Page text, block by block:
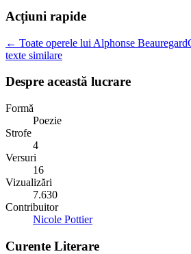
Acțiuni rapide
← Toate operele lui Alphonse Beauregard
texte similare
Despre această lucrare
Formă
Poezie
Strofe
4
Versuri
16
Vizualizări
7.630
Contribuitor
Nicole Pottier
Curente Literare